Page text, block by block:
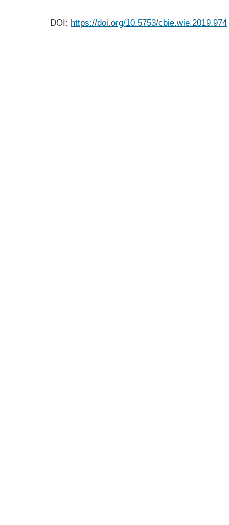
DOI: https://doi.org/10.5753/cbie.wie.2019.974